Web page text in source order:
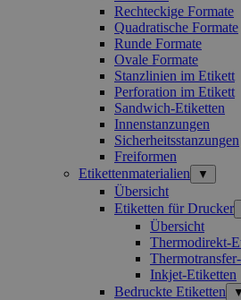
Rechteckige Formate
Quadratische Formate
Runde Formate
Ovale Formate
Stanzlinien im Etikett
Perforation im Etikett
Sandwich-Etiketten
Innenstanzungen
Sicherheitsstanzungen
Freiformen
Etikettenmaterialien
▼
Übersicht
Etiketten für Drucker
Übersicht
Thermodirekt-
Inkjet-Etiketten
Bedruckte Etiketten
▼